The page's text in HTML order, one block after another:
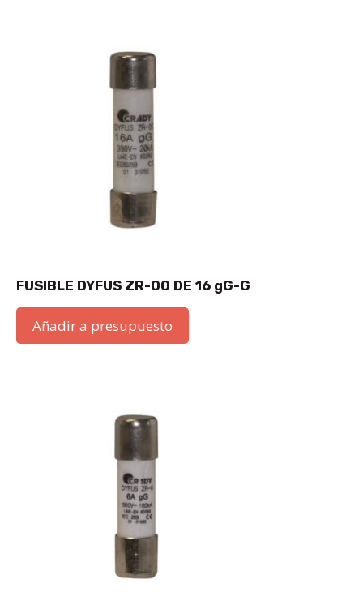
FUSIBLE DYFUS ZR-00 DE 16 gG-G
Añadir a presupuesto